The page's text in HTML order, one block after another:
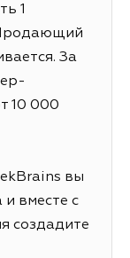
1
За
10 000
вы
вместе с
создадите